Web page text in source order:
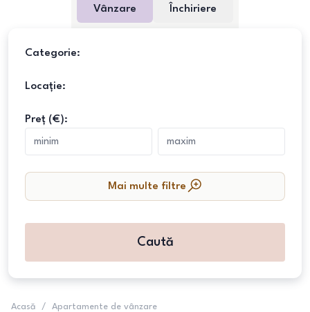
Vânzare Închiriere
Categorie:
Locație:
Preț (€):
Mai multe filtre
Caută
Acasă / Apartamente de vânzare